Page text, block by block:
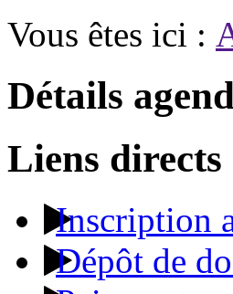
Vous êtes ici :
Détails
Liens directs
Inscription
Dépôt de